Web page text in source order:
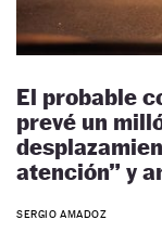
El probable
prevé un
atención” y
SERGIO AMADOZ